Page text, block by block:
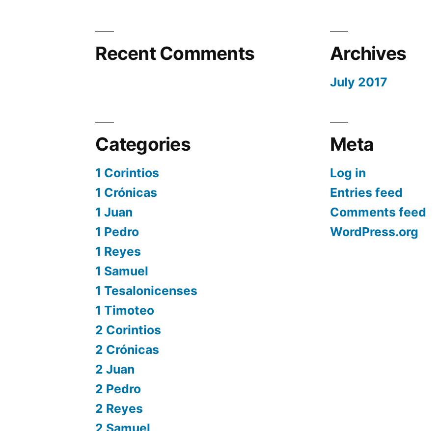
Recent Comments Archives
July 2017
Categories
1 Corintios
1 Crónicas
1 Juan
1 Pedro
1 Reyes
1 Samuel
1 Tesalonicenses
1 Timoteo
2 Corintios
2 Crónicas
2 Juan
2 Pedro
2 Reyes
2 Samuel
Meta
Log in
Entries feed
Comments feed
WordPress.org